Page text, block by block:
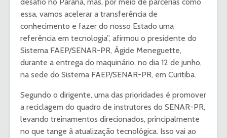
essa, vamos acelerar a transferência de
conhecimento e fazer do nosso Estado uma
referência em tecnologia”, afirmou o presidente do
Sistema FAEP/SENAR-PR, Ágide Meneguette,
durante a entrega do maquinário, no dia 12 de junho,
na sede do Sistema FAEP/SENAR-PR, em Curitiba.
Segundo o dirigente, uma das prioridades é promover
a reciclagem do quadro de instrutores do SENAR-PR,
levando treinamentos direcionados, principalmente
no que tange à atualização tecnológica. Isso vai ao